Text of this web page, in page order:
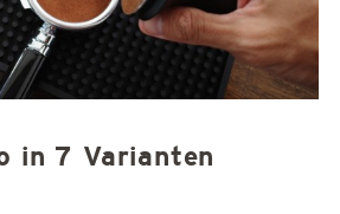
in 7 Varianten